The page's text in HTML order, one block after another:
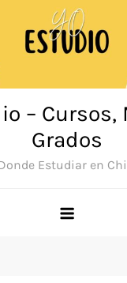
– Cursos,
Grados
Estudiar en